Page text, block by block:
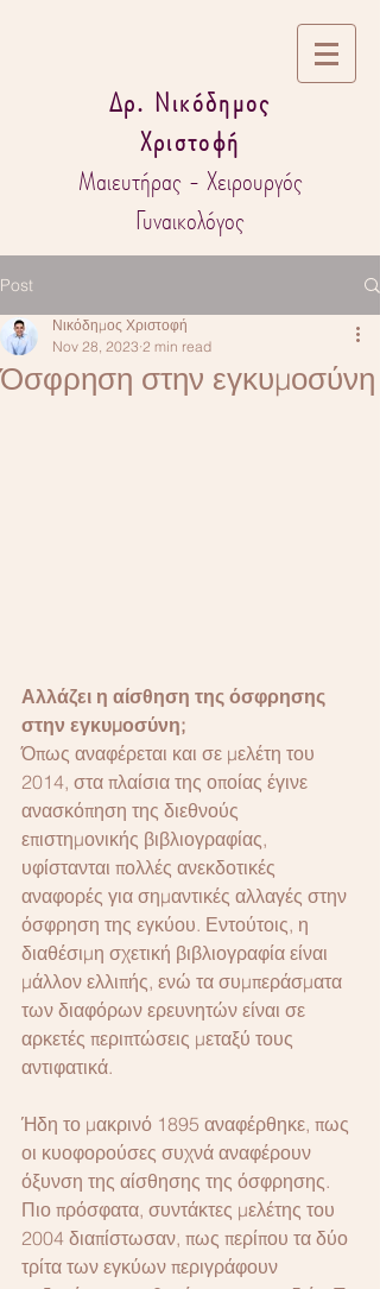
Δρ. Νικόδημος
Χριστοφή
Μαιευτήρας - Χειρουργός
Γυναικολόγος
Post
Όσφρηση στην εγκυμοσύνη
Νικόδημος Χριστοφή
Nov 28, 2023 2 min read
Αλλάζει η αίσθηση της όσφρησης
στην εγκυμοσύνη;
Όπως αναφέρεται και σε μελέτη του
2014, στα πλαίσια της οποίας έγινε
ανασκόπηση της διεθνούς
επιστημονικής βιβλιογραφίας,
υφίστανται πολλές ανεκδοτικές
αναφορές για σημαντικές αλλαγές στην
όσφρηση της εγκύου. Εντούτοις, η
διαθέσιμη σχετική βιβλιογραφία είναι
μάλλον ελλιπής, ενώ τα συμπεράσματα
των διαφόρων ερευνητών είναι σε
αρκετές περιπτώσεις μεταξύ τους
αντιφατικά.
Ήδη το μακρινό 1895 αναφέρθηκε, πως
οι κυοφορούσες συχνά αναφέρουν
όξυνση της αίσθησης της όσφρησης.
Πιο πρόσφατα, συντάκτες μελέτης του
2004 διαπίστωσαν, πως περίπου τα δύο
τρίτα των εγκύων περιγράφουν